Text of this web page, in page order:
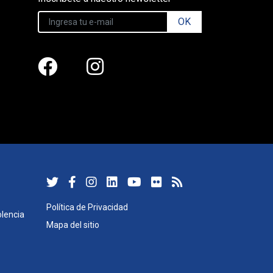
OK
Política de Privacidad
Mapa del sitio